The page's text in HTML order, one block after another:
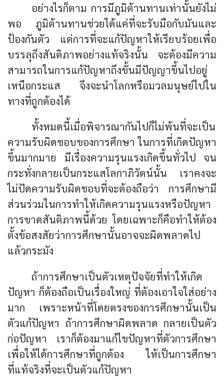
อย่างไรก็ตาม การมีภูมิต้านทานเท่านั้นยังไม่
พอ ภูมิต้านทานช่วยได้แค่ที่จะรับมือกับมันและ
ป้องกันตัว แต่การที่จะแก้ปัญหาให้เรียบร้อยเพื่อ
บรรลุถึงสันติภาพอย่างแท้จริงนั้น จะต้องมีความ
สามารถในการแก้ปัญหาถึงขั้นมีปัญญาขึ้นไปอยู่
เหนือกระแส จึงจะนำโลกหรือมวลมนุษย์ไปใน
ทางที่ถูกต้องได้
ทั้งหมดนี้เมื่อพิจารณากันไปก็ไม่พ้นที่จะเป็น
ความรับผิดชอบของการศึกษา ในการที่เกิดปัญหา
ขึ้นมากมาย มีเรื่องความรุนแรงเกิดขึ้นทั่วไป จน
กระทั่งกลายเป็นกระแสโลกาภิวัตน์นั้น เราคงจะ
ไม่ปัดความรับผิดชอบที่จะต้องถือว่า การศึกษามี
ส่วนร่วมในการทำให้เกิดความรุนแรงหรือปัญหา
การขาดสันติภาพนี้ด้วย โดยเฉพาะก็คือทำให้ต้อง
ตั้งข้อสงสัยว่าการศึกษานั้นอาจจะผิดพลาดไป
แล้วกระมัง
ถ้าการศึกษาเป็นตัวเหตุปัจจัยที่ทำให้เกิด
ปัญหา ก็ต้องถือเป็นเรื่องใหญ่ ที่ต้องเอาใจใส่อย่าง
มาก เพราะหน้าที่โดยตรงของการศึกษานั้นเป็น
ตัวแก้ปัญหา ถ้าการศึกษาผิดพลาด กลายเป็นตัว
ก่อปัญหา เราก็ต้องมาแก้ไขปัญหาที่ตัวการศึกษา
เพื่อให้ได้การศึกษาที่ถูกต้อง ให้เป็นการศึกษา
ที่แท้จริงที่จะเป็นตัวแก้ปัญหา